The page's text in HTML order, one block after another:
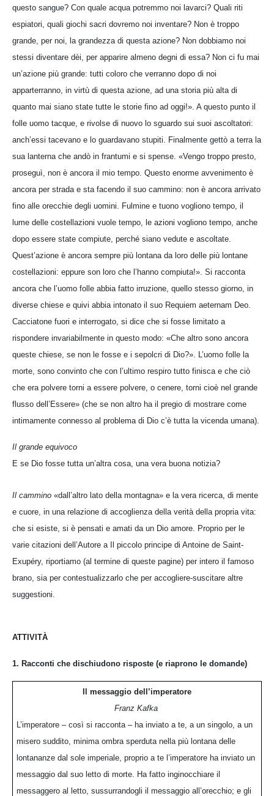
questo sangue? Con quale acqua potremmo noi lavarci? Quali riti
espiatori, quali giochi sacri dovremo noi inventare? Non è troppo
grande, per noi, la grandezza di questa azione? Non dobbiamo noi
stessi diventare dèi, per apparire almeno degni di essa? Non ci fu mai
un’azione più grande: tutti coloro che verranno dopo di noi
apparterranno, in virtù di questa azione, ad una storia più alta di
quanto mai siano state tutte le storie fino ad oggi!». A questo punto il
folle uomo tacque, e rivolse di nuovo lo sguardo sui suoi ascoltatori:
anch’essi tacevano e lo guardavano stupiti. Finalmente gettò a terra la
sua lanterna che andò in frantumi e si spense. «Vengo troppo presto,
proseguì, non è ancora il mio tempo. Questo enorme avvenimento è
ancora per strada e sta facendo il suo cammino: non è ancora arrivato
fino alle orecchie degli uomini. Fulmine e tuono vogliono tempo, il
lume delle costellazioni vuole tempo, le azioni vogliono tempo, anche
dopo essere state compiute, perché siano vedute e ascoltate.
Quest’azione è ancora sempre più lontana da loro delle più lontane
costellazioni: eppure son loro che l’hanno compiuta!». Si racconta
ancora che l’uomo folle abbia fatto irruzione, quello stesso giorno, in
diverse chiese e quivi abbia intonato il suo Requiem aeternam Deo.
Cacciatone fuori e interrogato, si dice che si fosse limitato a
rispondere invariabilmente in questo modo: «Che altro sono ancora
queste chiese, se non le fosse e i sepolcri di Dio?». L’uomo folle la
morte, sono convinto che con l’ultimo respiro tutto finisca e che ciò
che era polvere torni a essere polvere, o cenere, torni cioè nel grande
flusso dell’Essere» (che se non altro ha il pregio di mostrare come
intimamente connesso al problema di Dio c’è tutta la vicenda umana).
Il grande equivoco
E se Dio fosse tutta un’altra cosa, una vera buona notizia?
Il cammino «dall’altro lato della montagna» e la vera ricerca, di mente
e cuore, in una relazione di accoglienza della verità della propria vita:
che si esiste, si è pensati e amati da un Dio amore. Proprio per le
varie citazioni dell’Autore a Il piccolo principe di Antoine de Saint-
Exupéry, riportiamo (al termine di queste pagine) per intero il famoso
brano, sia per contestualizzarlo che per accogliere-suscitare altre
suggestioni.
ATTIVITÀ
1. Racconti che dischiudono risposte (e riaprono le domande)
Il messaggio dell’imperatore
Franz Kafka
L’imperatore – così si racconta – ha inviato a te, a un singolo, a un
misero suddito, minima ombra sperduta nella più lontana delle
lontananze dal sole imperiale, proprio a te l’imperatore ha inviato un
messaggio dal suo letto di morte. Ha fatto inginocchiare il
messaggero al letto, sussurrandogli il messaggio all’orecchio; e gli